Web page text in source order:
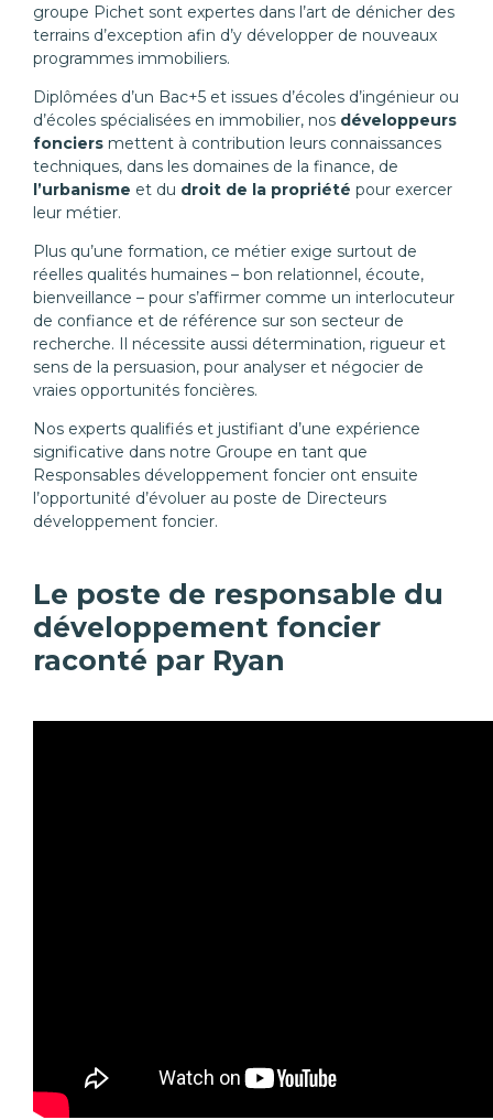
groupe Pichet sont expertes dans l’art de dénicher des
terrains d’exception afin d’y développer de nouveaux
programmes immobiliers.
Diplômées d’un Bac+5 et issues d’écoles d’ingénieur ou
d’écoles spécialisées en immobilier, nos développeurs
fonciers mettent à contribution leurs connaissances
techniques, dans les domaines de la finance, de
l’urbanisme et du droit de la propriété pour exercer
leur métier.
Plus qu’une formation, ce métier exige surtout de
réelles qualités humaines – bon relationnel, écoute,
bienveillance – pour s’affirmer comme un interlocuteur
de confiance et de référence sur son secteur de
recherche. Il nécessite aussi détermination, rigueur et
sens de la persuasion, pour analyser et négocier de
vraies opportunités foncières.
Nos experts qualifiés et justifiant d’une expérience
significative dans notre Groupe en tant que
Responsables développement foncier ont ensuite
l’opportunité d’évoluer au poste de Directeurs
développement foncier.
Le poste de responsable du
développement foncier
raconté par Ryan